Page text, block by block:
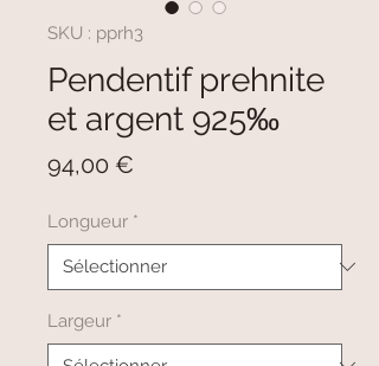
SKU : pprh3
Pendentif prehnite
et argent 925‰
94,00 €
Longueur *
Largeur *